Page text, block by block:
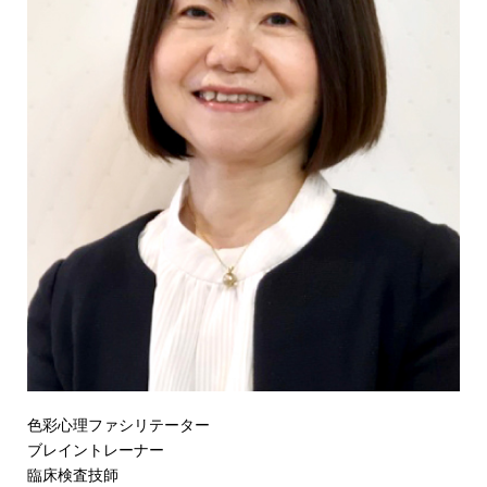
色彩心理ファシリテーター
ブレイントレーナー
臨床検査技師